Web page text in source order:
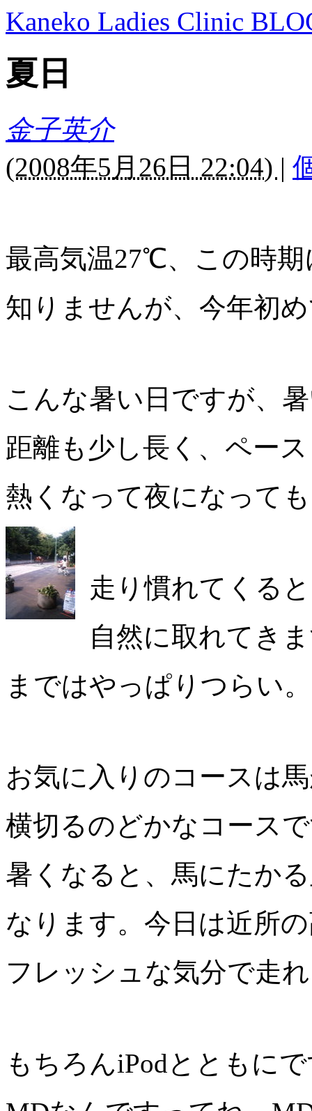
Kaneko Ladies Clinic
夏日
金子英介
(2008年5月26日 22:04) |
最高気温27℃、この時
知りませんが、今年初
こんな暑い日ですが、
距離も少し長く、ペー
熱くなって夜になって
走り慣れてくる
自然に取れてき
まではやっぱりつらい。
お気に入りのコースは
横切るのどかなコース
暑くなると、馬にたか
なります。今日は近所
フレッシュな気分で走
もちろんiPodとともに